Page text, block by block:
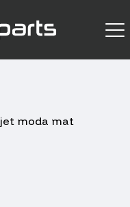
moda mat